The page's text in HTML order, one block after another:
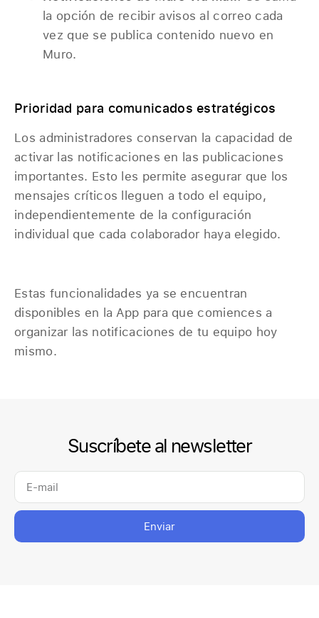
la opción de recibir avisos al correo cada
vez que se publica contenido nuevo en
Muro.
Prioridad para comunicados estratégicos
Los administradores conservan la capacidad de
activar las notificaciones en las publicaciones
importantes. Esto les permite asegurar que los
mensajes críticos lleguen a todo el equipo,
independientemente de la configuración
individual que cada colaborador haya elegido.
Estas funcionalidades ya se encuentran
disponibles en la App para que comiences a
organizar las notificaciones de tu equipo hoy
mismo.
Suscríbete al newsletter
Enviar